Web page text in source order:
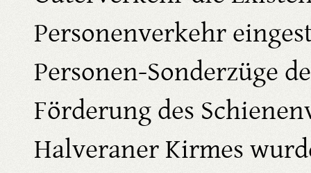
Personenverkehr
Personen-Sonderzüge
Förderung des
Halveraner Kirmes